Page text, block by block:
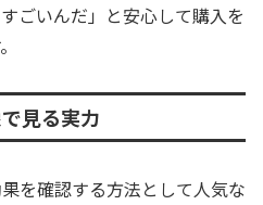
ごいんだ」と安心して購入を
見る実力
を確認する方法として人気な